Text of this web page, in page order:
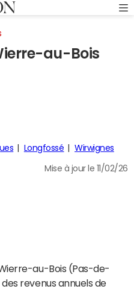
au-Bois
Longfossé Wirwignes
Mise à jour le 11/02/26
au-Bois (Pas-de-
revenus annuels de